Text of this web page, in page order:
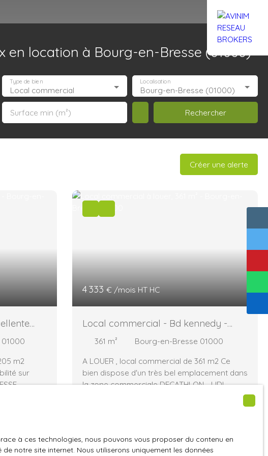
en location à Bourg-en-Bresse (01000)
Local commercial
Type de bien
Bourg-en-Bresse (01000)
Localisation
Surface min (m²) Rechercher
Créer une alerte
m2
sur
sanitaire
Rj45
4 333 € /mois HT HC
Local commercial - Bd kennedy -
MANDAT 8192
361 m²
Bourg-en-Bresse 01000
A LOUER , local commercial de 361 m2 Ce
bien dispose d'un très bel emplacement dans
la zone commerciale DECATHLON - LIDL .
Excellente visibilité au carrefour du boulevard
Kennedy et de l'avenue des sports Descriptif
Climatisation réversible places de parking
à ces technologies, nous pouvons vous proposer du contenu en
notre site internet. Nous utiliserons uniquement les données